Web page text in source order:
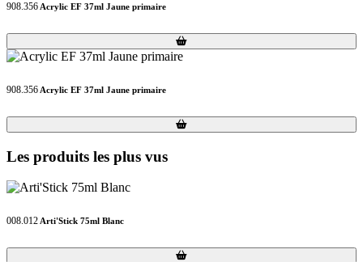
908.356 Acrylic EF 37ml Jaune primaire
Loading...
Loading...
908.356 Acrylic EF 37ml Jaune primaire
Loading...
Loading...
Les produits les plus vus
008.012Arti'Stick 75ml Blanc
Loading...
Loading...